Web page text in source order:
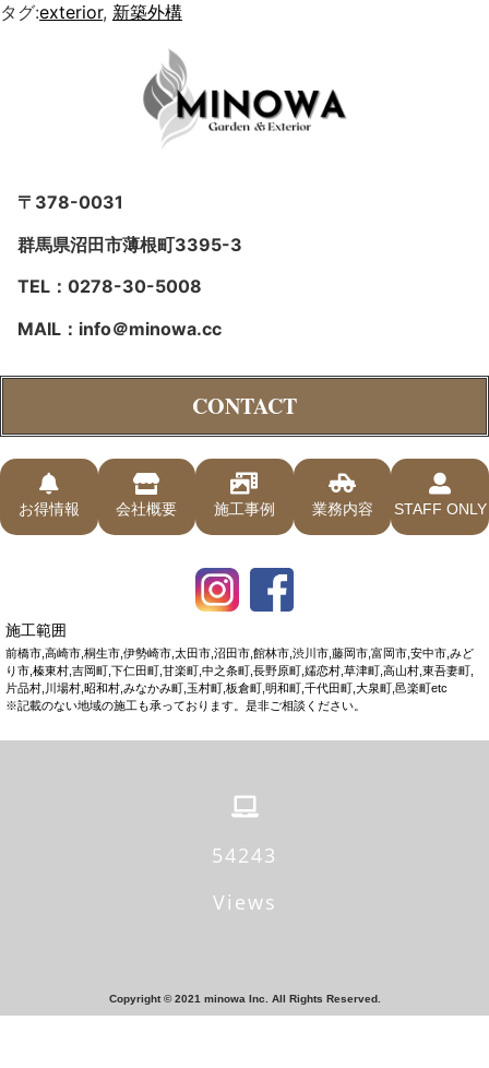
タグ:exterior, 新築外構
〒378-0031
群馬県沼田市薄根町3395-3
TEL：0278-30-5008
MAIL：info＠minowa.cc
CONTACT
お得情報 会社概要 施工事例 業務内容 STAFF ONLY
施工範囲
前橋市,高崎市,桐生市,伊勢崎市,太田市,沼田市,館林市,渋川市,藤岡市,富岡市,安中市,みど
り市,榛東村,吉岡町,下仁田町,甘楽町,中之条町,長野原町,嬬恋村,草津町,高山村,東吾妻町,
片品村,川場村,昭和村,みなかみ町,玉村町,板倉町,明和町,千代田町,大泉町,邑楽町etc
※記載のない地域の施工も承っております。是非ご相談ください。
54243
Views
Copyright © 2021 minowa Inc. All Rights Reserved.